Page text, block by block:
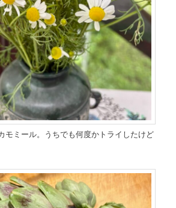
モミール。うちでも何度かトライしたけど